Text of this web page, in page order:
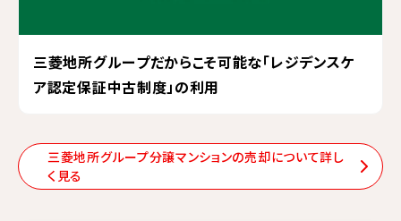
三菱地所グループだからこそ可能な「レジデンスケ
ア認定保証中古制度」の利用
三菱地所グループ分譲マンションの売却について詳し
く見る